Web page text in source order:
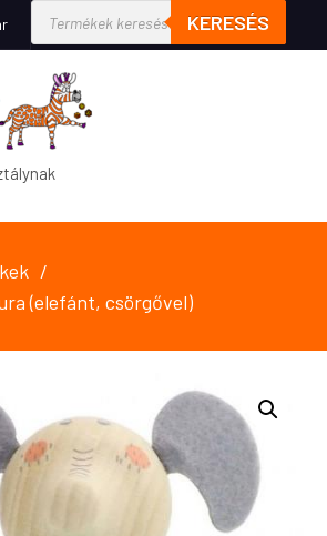
KERESÉS
(elefánt, csörgővel)